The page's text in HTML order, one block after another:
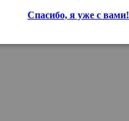
Спасибо, я уже с вами!